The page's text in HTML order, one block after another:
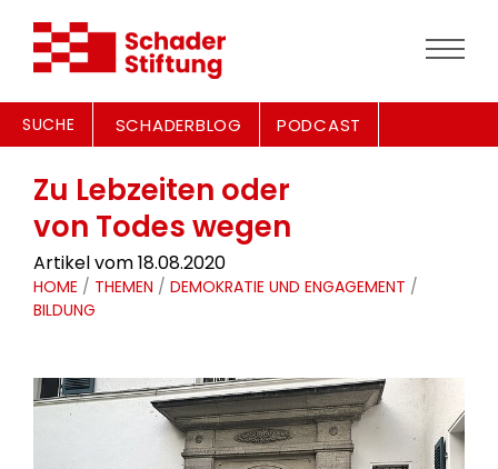
SUCHE SCHADERBLOG PODCAST
Zu Lebzeiten oder
von Todes wegen
Artikel vom 18.08.2020
HOME / THEMEN / DEMOKRATIE UND ENGAGEMENT /
BILDUNG